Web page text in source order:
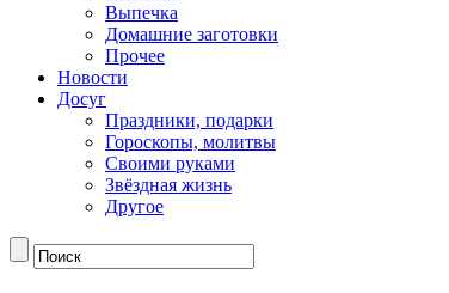
Выпечка
Домашние заготовки
Прочее
Новости
Досуг
Праздники, подарки
Гороскопы, молитвы
Своими руками
Звёздная жизнь
Другое